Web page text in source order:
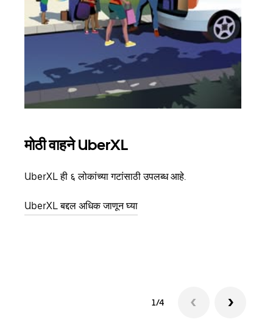
मोठी वाहने UberXL
UberXL ही ६ लोकांच्या गटांसाठी उपलब्ध आहे.
UberXL बद्दल अधिक जाणून घ्या
1/4